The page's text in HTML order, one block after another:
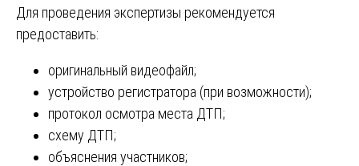
Для проведения экспертизы рекомендуется
предоставить:
оригинальный видеофайл;
устройство регистратора (при возможности);
протокол осмотра места ДТП;
схему ДТП;
объяснения участников;